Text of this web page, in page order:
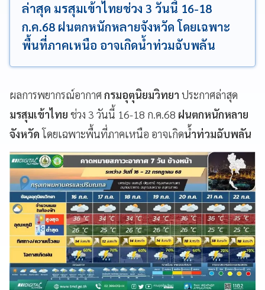
ล่าสุด มรสุมเข้าไทยช่วง 3 วันนี้ 16-18
ก.ค.68 ฝนตกหนักหลายจังหวัด โดยเฉพาะ
พื้นที่ภาคเหนือ อาจเกิดน้ำท่วมฉับพลัน
ผลการพยากรณ์อากาศ กรมอุตุนิยมวิทยา ประกาศล่าสุด
มรสุมเข้าไทย ช่วง 3 วันนี้ 16-18 ก.ค.68 ฝนตกหนักหลาย
จังหวัดโดยเฉพาะพื้นที่ภาคเหนือ อาจเกิดน้ำท่วมฉับพลัน